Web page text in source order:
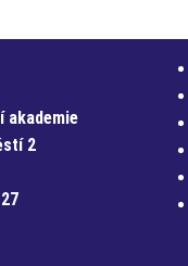
akademie
2